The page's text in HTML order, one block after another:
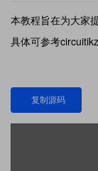
本教程旨在为大家
具体可参考
复制源码